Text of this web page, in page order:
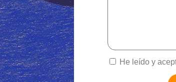
He leído y